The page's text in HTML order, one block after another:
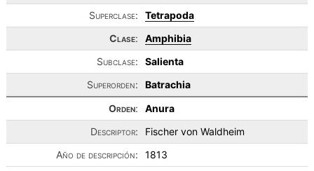
Superclase:
Tetrapoda
Clase:
Amphibia
Subclase:
Salienta
Superorden:
Batrachia
Orden:
Anura
Descriptor:
Fischer von Waldheim
Año de descripción:
1813